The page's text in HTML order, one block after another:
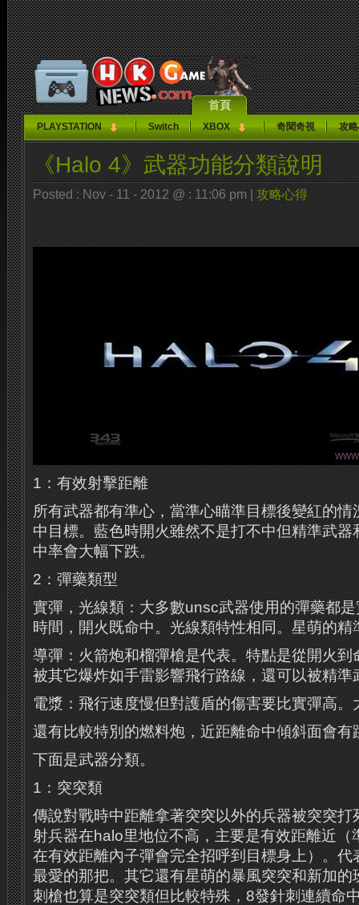
首頁
PLAYSTATION Switch XBOX 奇聞奇視 攻
《Halo 4》武器功能分類說明
Posted : Nov - 11 - 2012 @ : 11:06 pm | 攻略心得
1：有效射擊距離
所有武器都有準心，當準心瞄準目標後變紅的
中目標。藍色時開火雖然不是打不中但精準武
中率會大幅下跌。
2：彈藥類型
實彈，光線類：大多數unsc武器使用的彈藥都
時間，開火既命中。光線類特性相同。星萌的
導彈：火箭炮和榴彈槍是代表。特點是從開火到
被其它爆炸如手雷影響飛行路線，還可以被精準
電漿：飛行速度慢但對護盾的傷害要比實彈高
還有比較特別的燃料炮，近距離命中傾斜面會有
下面是武器分類。
1：突突類
傳說對戰時中距離拿著突突以外的兵器被突突打
射兵器在halo里地位不高，主要是有效距離近（
在有效距離內子彈會完全招呼到目標身上）。代
最愛的那把。其它還有星萌的暴風突突和新加的
刺槍也算是突突類但比較特殊，8發針刺連續命